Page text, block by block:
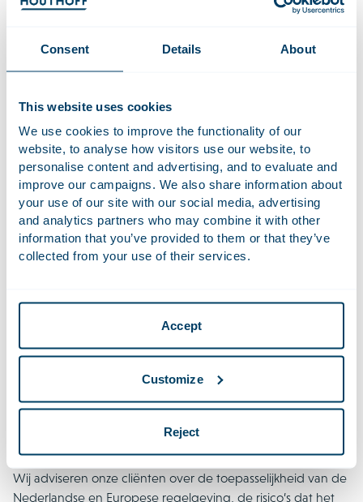
Consent Details About
This website uses cookies
We use cookies to improve the functionality of our
website, to analyse how visitors use our website, to
personalise content and advertising, and to evaluate and
improve our campaigns. We also share information about
your use of our site with our social media, advertising
and analytics partners who may combine it with other
information that you’ve provided to them or that they’ve
collected from your use of their services.
Accept
Customize
Reject
toepassingen die van economisch en strategisch belang zijn
Sensitieve en zeer sensitieve technologieën
producten voor tweeërlei gebruik (bijlage I bij de Europese
Verordening producten voor tweeërlei gebruik ( EU
2021/821)), de EU-lijst van militaire goederen (2020/C 85/01
en kwantummechanica, halfgeleidertechnologieën
(productiekennis, industriële productiemiddelen en
ontwerpsoftware), high assurance-technologieën en
fotonica.
elektriciteit bestaat er reeds sectorale regelgeving op het
gebied van FDI-meldingen.
Meer informatie over de relevante regelgeving kunt u lezen
in onze publicatie bijICLG(in het Engels).
Houthoffs FDI Team
Wij adviseren onze cliënten over de toepasselijkheid van de
Nederlandse en Europese regelgeving, de risico’s dat het